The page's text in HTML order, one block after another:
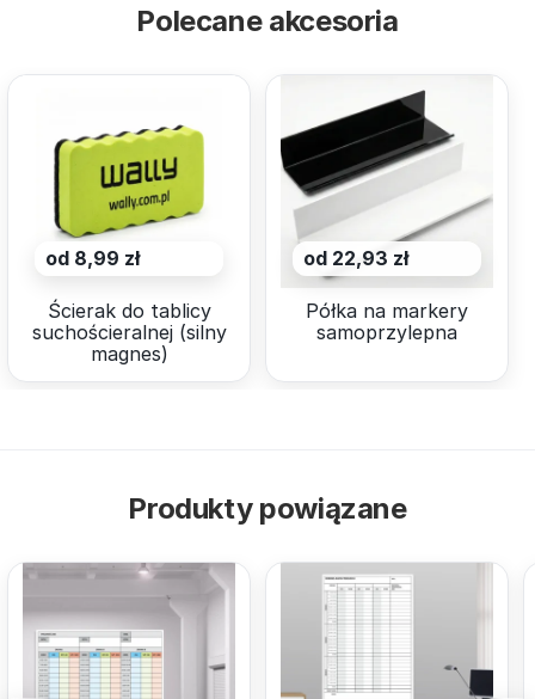
Polecane akcesoria
od 8,99 zł
Ścierak do tablicy
suchościeralnej (silny
magnes)
od 22,93 zł
Półka na markery
samoprzylepna
Produkty powiązane